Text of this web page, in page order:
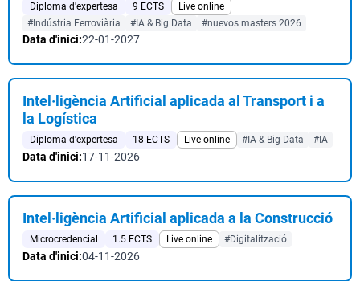
Diploma d'expertesa 9 ECTS
Live online
#Indústria Ferroviària
#IA & Big Data #nuevos masters 2026
Data d'inici:22-01-2027
Intel·ligència Artificial aplicada al Transport i a
la Logística
Diploma d'expertesa 18 ECTS Live online #IA & Big Data #IA
Data d'inici:17-11-2026
Intel·ligència Artificial aplicada a la Construcció
Microcredencial 1.5 ECTS Live online #Digitalització
Data d'inici:04-11-2026